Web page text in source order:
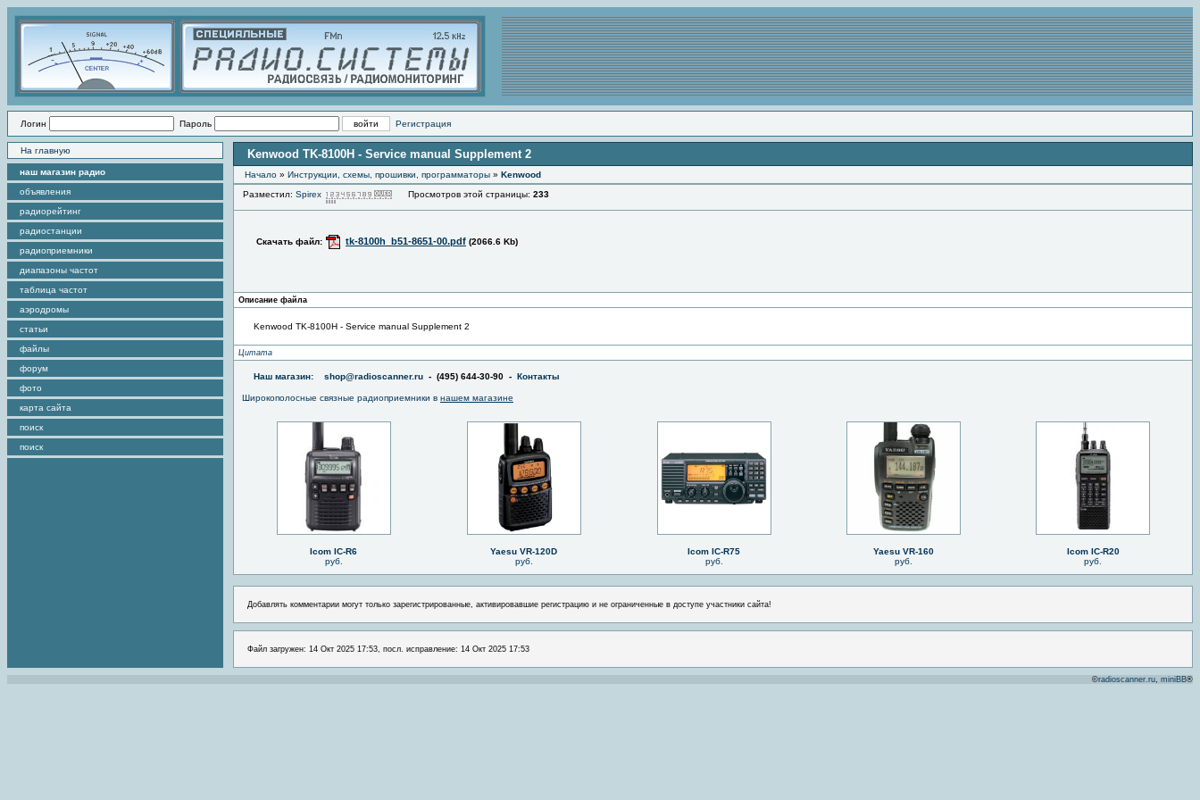
Логин Пароль Регистрация
На главную
наш магазин радио
объявления
радиорейтинг
радиостанции
радиоприемники
диапазоны частот
таблица частот
аэродромы
статьи
файлы
форум
фото
карта сайта
поиск
поиск
Kenwood TK-8100H - Service manual Supplement 2
Начало » Инструкции, схемы, прошивки, программаторы » Kenwood
Разместил: Spirex Просмотров этой страницы: 233
Скачать файл: tk-8100h_b51-8651-00.pdf (2066.6 Kb)
Описание файла
Kenwood TK-8100H - Service manual Supplement 2
Цитата
Наш магазин: shop@radioscanner.ru - (495) 644-30-90 - Контакты
Широкополосные связные радиоприемники в нашем магазине
Icom IC-R6
руб.
Yaesu VR-120D
руб.
Icom IC-R75
руб.
Yaesu VR-160
руб.
Icom IC-R20
руб.
Добавлять комментарии могут только зарегистрированные, активировавшие регистрацию и не ограниченные в доступе участники сайта!
Файл загружен: 14 Окт 2025 17:53, посл. исправление: 14 Окт 2025 17:53
©radioscanner.ru, miniBB®